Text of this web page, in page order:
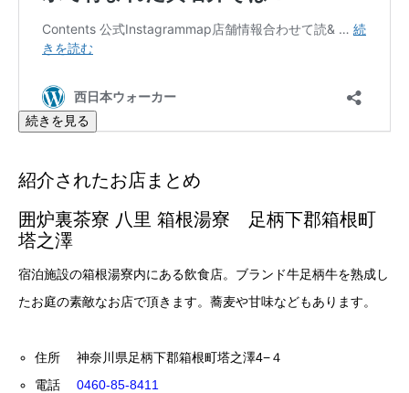
続きを見る
紹介されたお店まとめ
囲炉裏茶寮 八里 箱根湯寮 足柄下郡箱根町
塔之澤
宿泊施設の箱根湯寮内にある飲食店。ブランド牛足柄牛を熟成し
たお庭の素敵なお店で頂きます。蕎麦や甘味などもあります。
住所 神奈川県足柄下郡箱根町塔之澤4−４
電話0460-85-8411